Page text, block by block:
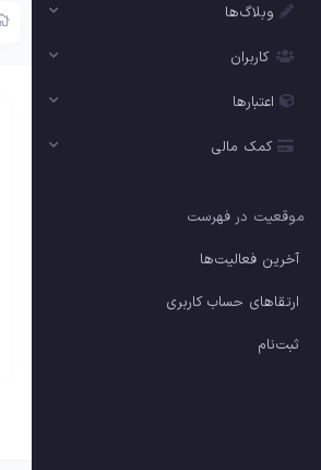
وبلاگ‌ها
کاربران
اعتبارها
کمک مالی
موقعیت در فهرست
آخرین فعالیت‌ها
ارتقاهای حساب کاربری
ثبت‌نام